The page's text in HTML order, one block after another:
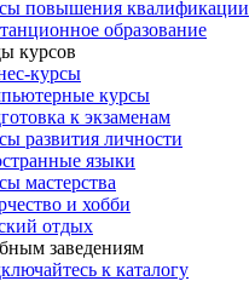
повышения квалификации
образование
курсов
курсы
курсы
к экзаменам
развития личности
языки
мастерства
и хобби
отдых
заведениям
к каталогу